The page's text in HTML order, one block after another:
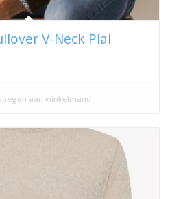
V-Neck Plai
aan winkelmand